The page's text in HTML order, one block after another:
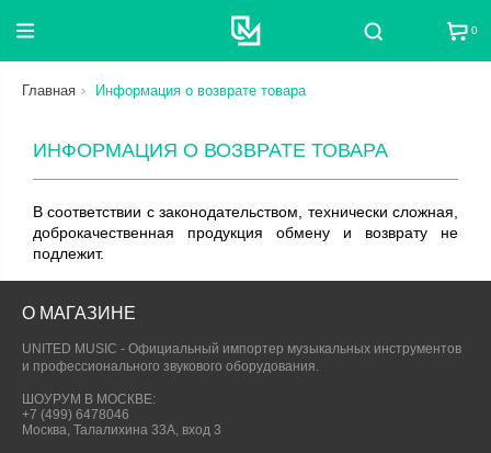
Поиск 0
Главная Информация о возврате товара
ИНФОРМАЦИЯ О ВОЗВРАТЕ ТОВАРА
В соответствии с законодательством, технически сложная,
доброкачественная продукция обмену и возврату не
подлежит.
О МАГАЗИНЕ
UNITED MUSIC - Официальный импортер музыкальных инструментов
и профессионального звукового оборудования.
ШОУРУМ В МОСКВЕ:
+7 (499) 6478046
Москва, Талалихина 33А, вход 3